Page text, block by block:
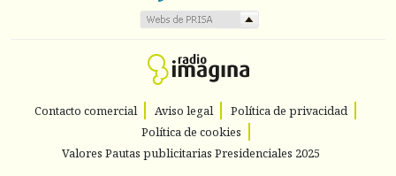
Contacto comercial Aviso legal
Política de privacidad
Política de cookies
Valores Pautas publicitarias Presidenciales 2025